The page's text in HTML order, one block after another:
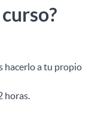
hacerlo a tu propio
horas.